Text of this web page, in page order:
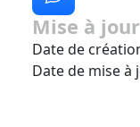
Mise à
Date de
Date de mise à